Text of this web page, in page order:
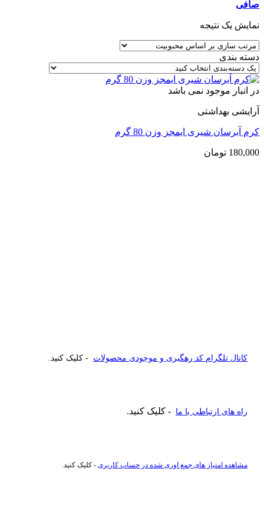
صافی
نمایش یک نتیجه
دسته بندی
در انبار موجود نمی باشد
آرایشی بهداشتی
کرم آبرسان شیری ایمجز وزن 80 گرم
180,000 تومان
کانال تلگرام کد رهگیری و موجودی محصولات - کلیک کنید.
راه های ارتباطی با ما - کلیک کنید.
مشاهده امتیاز های جمع اوری شده در حساب کاربری - کلیک کنید.